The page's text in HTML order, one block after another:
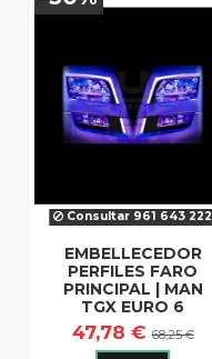
Consultar 961 643 222
EMBELLECEDOR
PERFILES FARO
PRINCIPAL | MAN
TGX EURO 6
47,78 €68,25 €